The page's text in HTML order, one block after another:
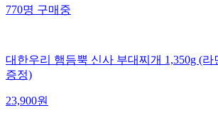
770명 구매중
대한우리 햄듬뿍 신사 부대찌개 1,350g (라
증정)
23,900원